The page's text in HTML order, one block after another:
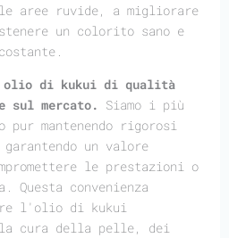
aree ruvide, a migliorare
un colorito sano e
olio di kukui di qualità
sul mercato. Siamo i più
pur mantenendo rigorosi
un valore
le prestazioni o
Questa convenienza
l'olio di kukui
la cura della pelle, dei